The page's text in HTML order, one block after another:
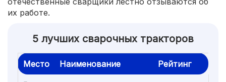
их работе.
5 лучших сварочных тракторов
Место Наименование Рейтинг